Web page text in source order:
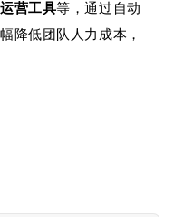
营工具等，通过自动
降低团队人力成本，